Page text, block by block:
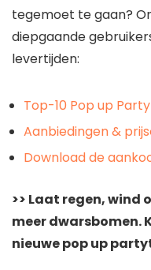
tegemoet te gaan?
diepgaande
levertijden:
Top-10 Pop up
Aanbiedingen &
Download de
>> Laat regen, wind
meer dwarsbomen.
nieuwe pop up